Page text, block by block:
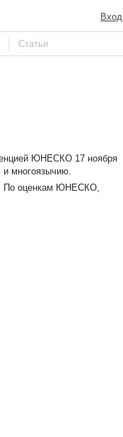
Вход
ЮНЕСКО 17 ноября
и многоязычию.
По оценкам ЮНЕСКО,